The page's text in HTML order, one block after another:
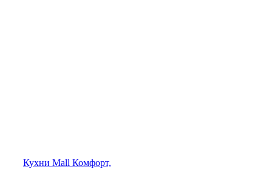
Кухни Mall Комфорт,